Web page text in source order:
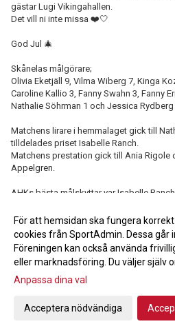
gästar Lugi Vikingahallen.
Det vill ni inte missa ❤️🤍
God Jul 🎄
Skånelas målgörare;
Olivia Eketjäll 9, Vilma Wiberg 7, Kinga
Caroline Kallio 3, Fanny Swahn 3, Fanny
Nathalie Söhrman 1 och Jessica Rydberg
Matchens lirare i hemmalaget gick till
tilldelades priset Isabelle Ranch.
Matchens prestation gick till Ania Rigole
Appelgren.
AHKs bästa målskyttar var Isabelle
<< Tillbaka
Gå till Webbversion
För att hemsidan ska fungera
cookies från SportAdmin. Dessa går
Föreningen kan också använda
eller marknadsföring. Du väljer själv
Anpassa dina val
Acceptera nödvändiga